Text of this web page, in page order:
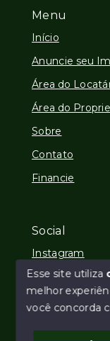
Olá!
Menu
Início
Anuncie seu
Área do
Área do
Sobre
Contato
Financie
Social
Instagram
© Copyright
Esse site utiliza
melhor
você concorda